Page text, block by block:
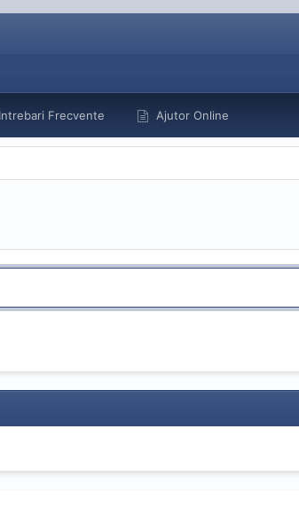
Intrebari Frecvente Ajutor Online